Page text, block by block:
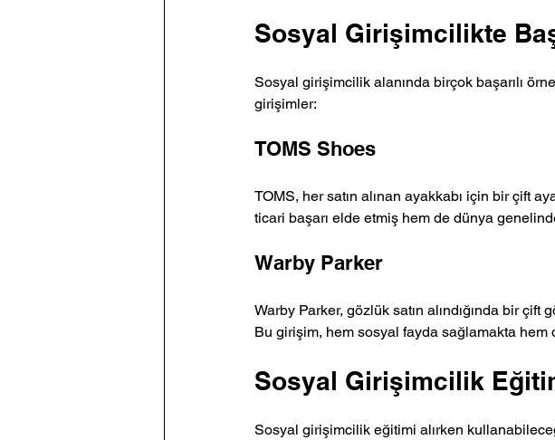
Sosyal Girişimcilikte
Sosyal girişimcilik alanında birçok başarılı
girişimler:
TOMS Shoes
TOMS, her satın alınan ayakkabı için bir çift
ticari başarı elde etmiş hem de dünya
Warby Parker
Warby Parker, gözlük satın alındığında bir
Bu girişim, hem sosyal fayda sağlamakta hem
Sosyal Girişimcilik
Sosyal girişimcilik eğitimi alırken